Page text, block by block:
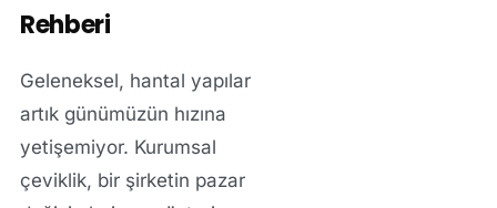
Rehberi
Geleneksel, hantal yapılar
artık günümüzün hızına
yetişemiyor. Kurumsal
çeviklik, bir şirketin pazar